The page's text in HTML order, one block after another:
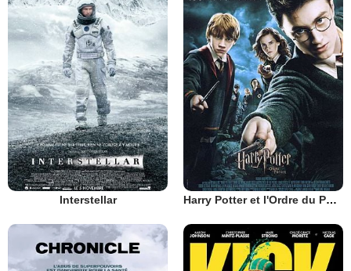
Interstellar Harry Potter et l'Ordre du Phénix